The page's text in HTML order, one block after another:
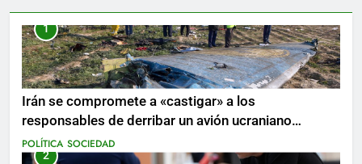
1
Irán se compromete a «castigar» a los
responsables de derribar un avión ucraniano
mientras se realizan arrestos
POLÍTICA SOCIEDAD
2